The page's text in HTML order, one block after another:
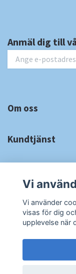
Anmäl dig till
Om oss
Kundtjänst
Sociala medier
Vi
Vi använder
visas för dig
upplevelse när